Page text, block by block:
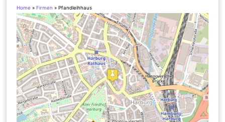
Home » Firmen »Pfandleihhaus